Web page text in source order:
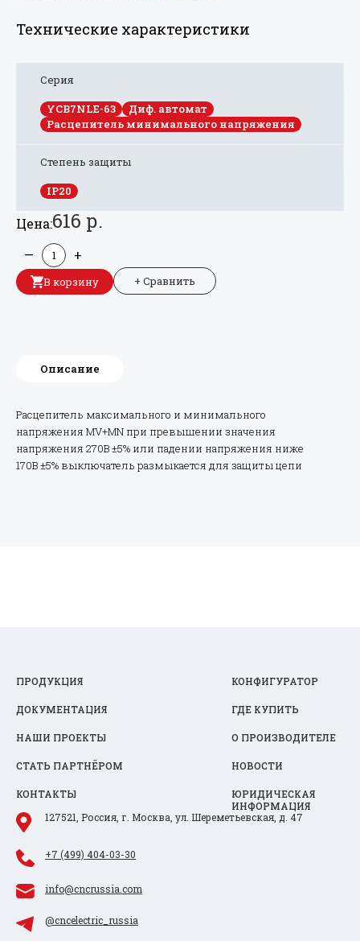
Технические характеристики
Серия
YCB7NLE-63
Диф. автомат
Расцепитель минимального напряжения
Степень защиты
IP20
Цена:616 р.
— +
В корзину + Сравнить
Описание
Расцепитель максимального и минимального
напряжения MV+MN при превышении значения
напряжения 270В ±5% или падении напряжения ниже
170В ±5% выключатель размыкается для защиты цепи
ПРОДУКЦИЯ КОНФИГУРАТОР
ДОКУМЕНТАЦИЯ ГДЕ КУПИТЬ
НАШИ ПРОЕКТЫ О ПРОИЗВОДИТЕЛЕ
СТАТЬ ПАРТНЁРОМ НОВОСТИ
КОНТАКТЫ
ЮРИДИЧЕСКАЯ
ИНФОРМАЦИЯ
127521, Россия, г. Москва, ул. Шереметьевская, д. 47
+7 (499) 404-03-30
info@cncrussia.com
@cncelectric_russia